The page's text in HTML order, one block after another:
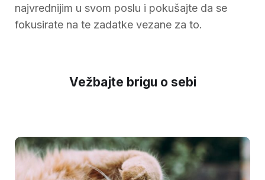
najvrednijim u svom poslu i pokušajte da se
fokusirate na te zadatke vezane za to.
Vežbajte brigu o sebi